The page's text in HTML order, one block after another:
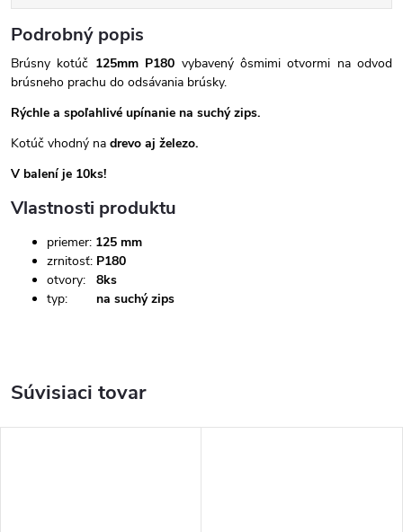
Podrobný popis
Brúsny kotúč 125mm P180 vybavený ôsmimi otvormi na odvod
brúsneho prachu do odsávania brúsky.
Rýchle a spoľahlivé upínanie na suchý zips.
Kotúč vhodný na drevo aj železo.
V balení je 10ks!
Vlastnosti produktu
priemer: 125 mm
zrnitosť: P180
otvory: 8ks
typ: na suchý zips
Súvisiaci tovar